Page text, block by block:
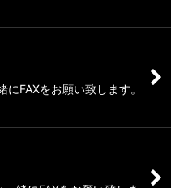
FAXをお願い致します。